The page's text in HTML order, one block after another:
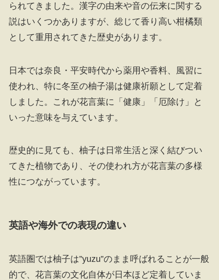
られてきました。漢字の由来や音の伝来に関する
説はいくつかありますが、総じて香り高い柑橘類
として重用されてきた歴史があります。
日本では奈良・平安時代から薬用や香料、風習に
使われ、特に冬至の柚子湯は健康祈願として定着
しました。これが花言葉に「健康」「厄除け」と
いった意味を与えています。
歴史的に見ても、柚子は日常生活と深く結びつい
てきた植物であり、その使われ方が花言葉の多様
性につながっています。
英語や海外での表現の違い
英語圏では柚子は”yuzu”のまま呼ばれることが一般
的で、花言葉の文化自体が日本ほど定着していま